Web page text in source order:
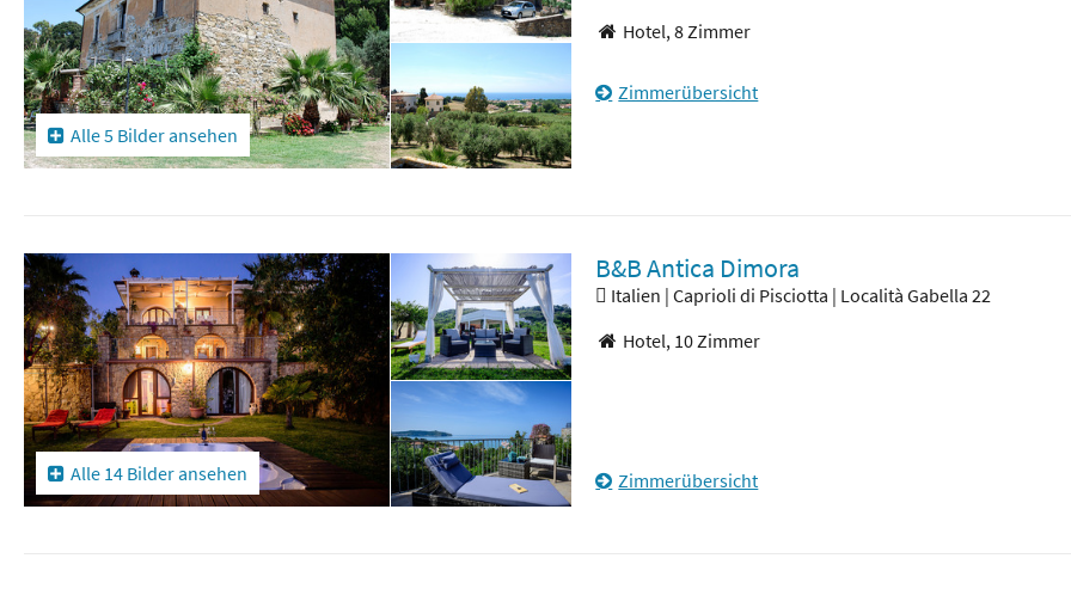
Alle 5 Bilder ansehen
Hotel,8 Zimmer
Zimmerübersicht
Alle 14 Bilder ansehen
B&B Antica Dimora
Italien | Caprioli di Pisciotta | Località Gabella 22
Hotel, 10 Zimmer
Zimmerübersicht